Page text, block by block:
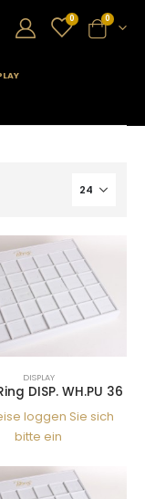
0 0
DISPLAY
DISP. WH.PU 36
loggen Sie sich
bitte ein